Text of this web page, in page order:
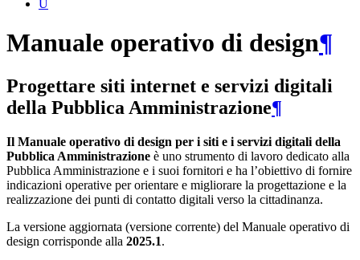
U
Manuale operativo di design¶
Progettare siti internet e servizi digitali
della Pubblica Amministrazione¶
Il Manuale operativo di design per i siti e i servizi digitali della
Pubblica Amministrazione è uno strumento di lavoro dedicato alla
Pubblica Amministrazione e i suoi fornitori e ha l’obiettivo di fornire
indicazioni operative per orientare e migliorare la progettazione e la
realizzazione dei punti di contatto digitali verso la cittadinanza.
La versione aggiornata (versione corrente) del Manuale operativo di
design corrisponde alla 2025.1.